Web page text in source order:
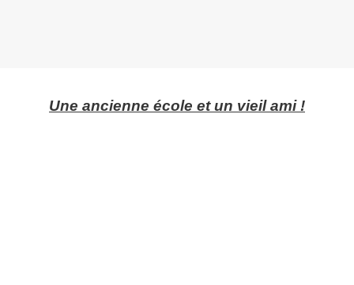
Une ancienne école et un vieil ami !